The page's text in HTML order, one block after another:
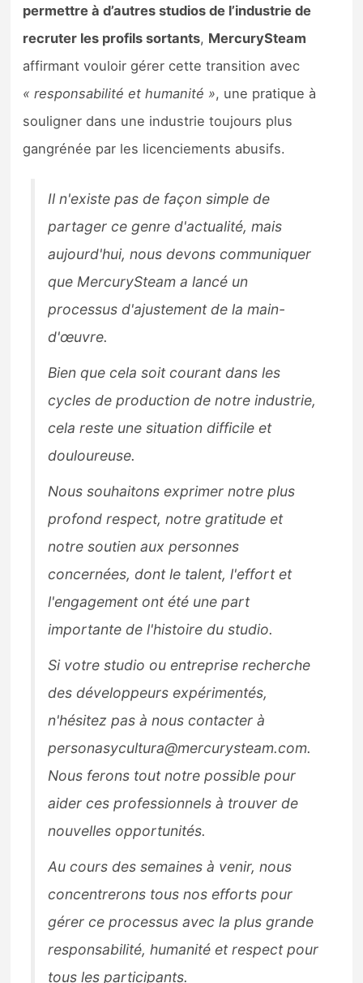
permettre à d’autres studios de l’industrie de
recruter les profils sortants, MercurySteam
affirmant vouloir gérer cette transition avec
« responsabilité et humanité », une pratique à
souligner dans une industrie toujours plus
gangrénée par les licenciements abusifs.
Il n'existe pas de façon simple de
partager ce genre d'actualité, mais
aujourd'hui, nous devons communiquer
que MercurySteam a lancé un
processus d'ajustement de la main-
d'œuvre.
Bien que cela soit courant dans les
cycles de production de notre industrie,
cela reste une situation difficile et
douloureuse.
Nous souhaitons exprimer notre plus
profond respect, notre gratitude et
notre soutien aux personnes
concernées, dont le talent, l'effort et
l'engagement ont été une part
importante de l'histoire du studio.
Si votre studio ou entreprise recherche
des développeurs expérimentés,
n'hésitez pas à nous contacter à
personasycultura@mercurysteam.com.
Nous ferons tout notre possible pour
aider ces professionnels à trouver de
nouvelles opportunités.
Au cours des semaines à venir, nous
concentrerons tous nos efforts pour
gérer ce processus avec la plus grande
responsabilité, humanité et respect pour
tous les participants.